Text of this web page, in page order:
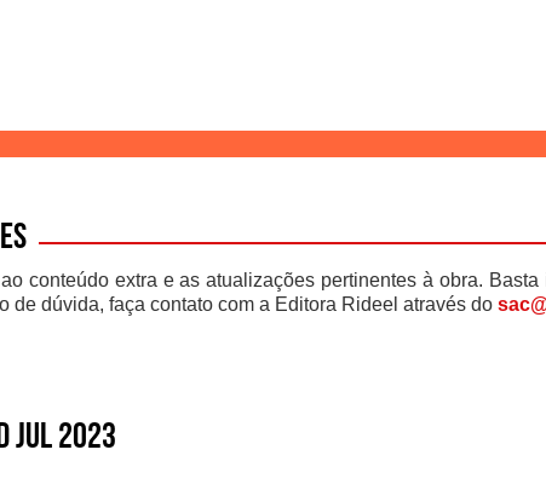
conteúdo extra e as atualizações pertinentes à obra.
de dúvida, faça contato com a Editora Rideel através do
jul 2023